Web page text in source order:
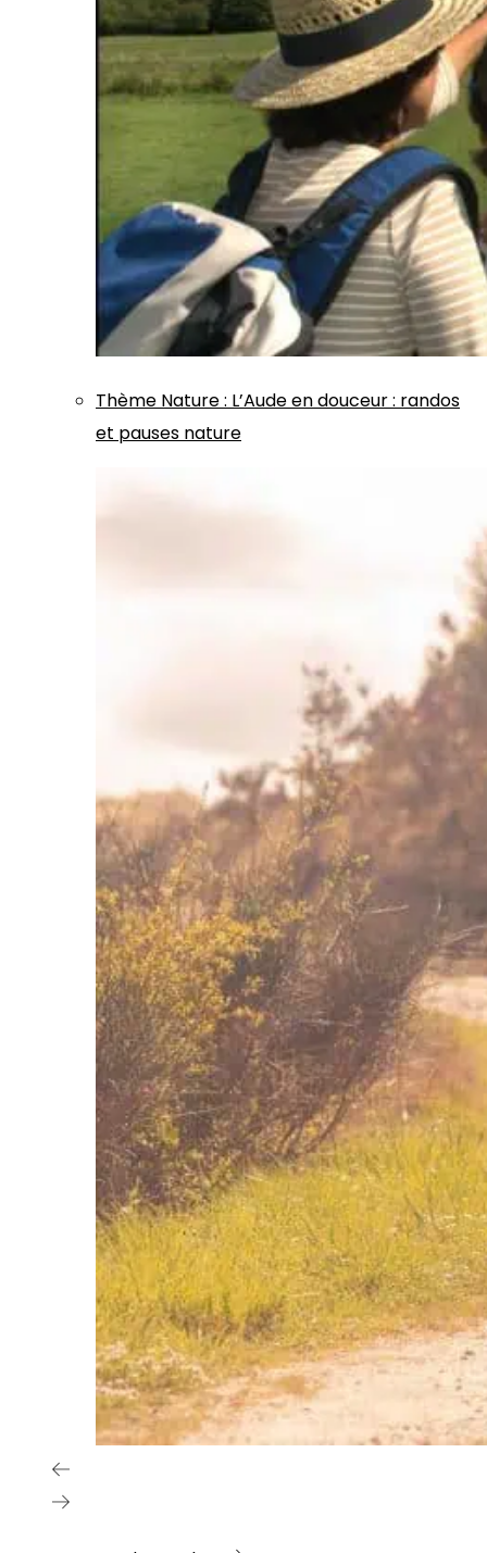
Thème Nature: L’Aude en douceur : randos
et pauses nature